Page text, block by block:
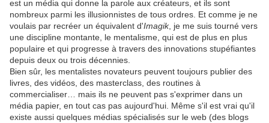
est un média qui donne la parole aux créateurs, et ils sont
nombreux parmi les illusionnistes de tous ordres. Et comme je ne
voulais par recréer un équivalent d'Imagik, je me suis tourné vers
une discipline montante, le mentalisme, qui est de plus en plus
populaire et qui progresse à travers des innovations stupéfiantes
depuis deux ou trois décennies.
Bien sûr, les mentalistes novateurs peuvent toujours publier des
livres, des vidéos, des masterclass, des routines à
commercialiser… mais ils ne peuvent pas s'exprimer dans un
média papier, en tout cas pas aujourd'hui. Même s'il est vrai qu'il
existe aussi quelques médias spécialisés sur le web (des blogs